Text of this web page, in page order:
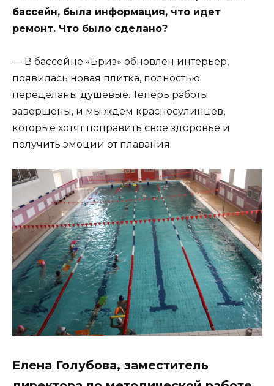
бассейн, была информация, что идет
ремонт. Что было сделано?
— В бассейне «Бриз» обновлен интерьер,
появилась новая плитка, полностью
переделаны душевые. Теперь работы
завершены, и мы ждем красносулинцев,
которые хотят поправить свое здоровье и
получить эмоции от плавания.
Елена Голубова, заместитель